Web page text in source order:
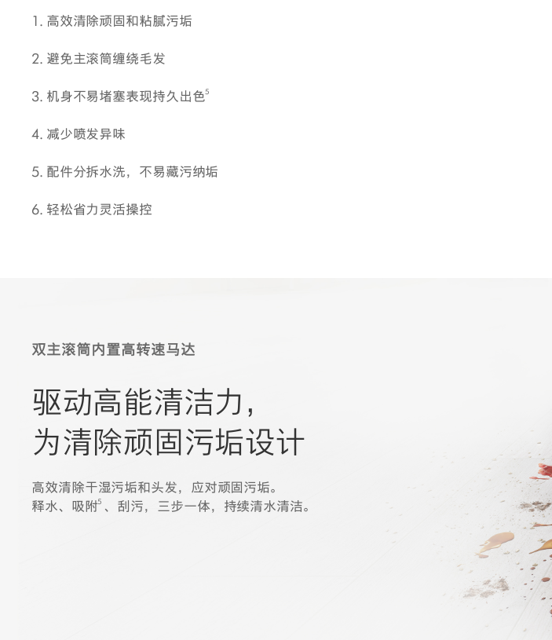
1. 高效清除顽固和粘腻污垢
2. 避免主滚筒缠绕毛发
3. 机身不易堵塞表现持久出色5
4. 减少喷发异味
5. 配件分拆水洗，不易藏污纳垢
6. 轻松省力灵活操控
双主滚筒内置高转速马达
驱动高能清洁力，
为清除顽固污垢设计
高效清除干湿污垢和头发，应对顽固污垢。
释水、吸附5 、刮污，三步一体，持续清水清洁。